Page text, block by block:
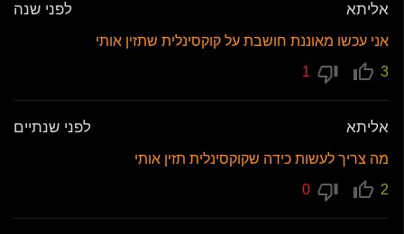
אליתא לפני שנה
אני עכשו מאוננת חושבת על קוקסינלית שתזין אותי
3
אליתא לפני שנתיים
מה צריך לעשות כידה שקוקסינלית תזין אותי
2